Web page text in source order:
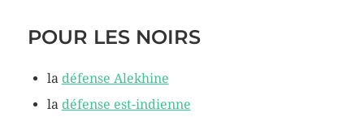
POUR LES NOIRS
la défense Alekhine
la défense est-indienne